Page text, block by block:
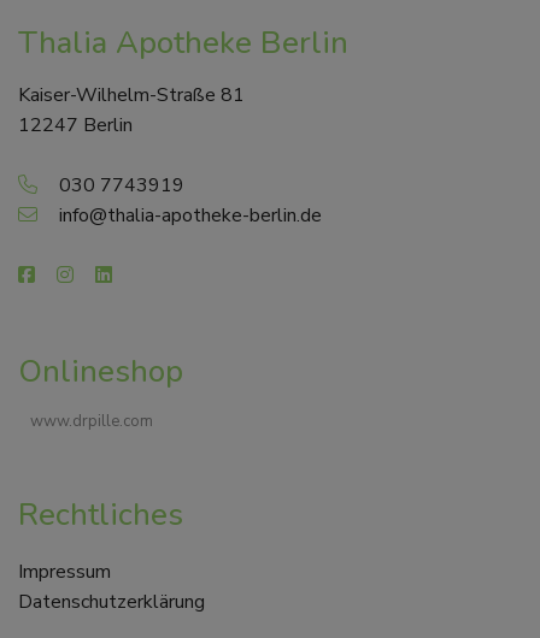
Thalia Apotheke Berlin
Kaiser-Wilhelm-Straße 81
12247 Berlin
030 7743919
info@thalia-apotheke-berlin.de
Onlineshop
www.drpille.com
Rechtliches
Impressum
Datenschutzerklärung